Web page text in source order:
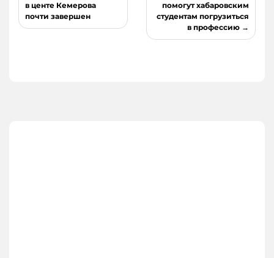
записям
в центе Кемерова
почти завершен
помогут хабаровским
студентам погрузиться
в профессию